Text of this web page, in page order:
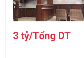
3 tỷ/Tổng DT